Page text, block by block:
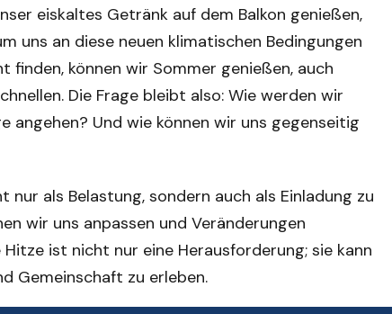
eiskaltes Getränk auf dem Balkon genießen,
uns an diese neuen klimatischen Bedingungen
finden, können wir Sommer genießen, auch
Die Frage bleibt also: Wie werden wir
angehen? Und wie können wir uns gegenseitig
als Belastung, sondern auch als Einladung zu
wir uns anpassen und Veränderungen
ist nicht nur eine Herausforderung; sie kann
Gemeinschaft zu erleben.